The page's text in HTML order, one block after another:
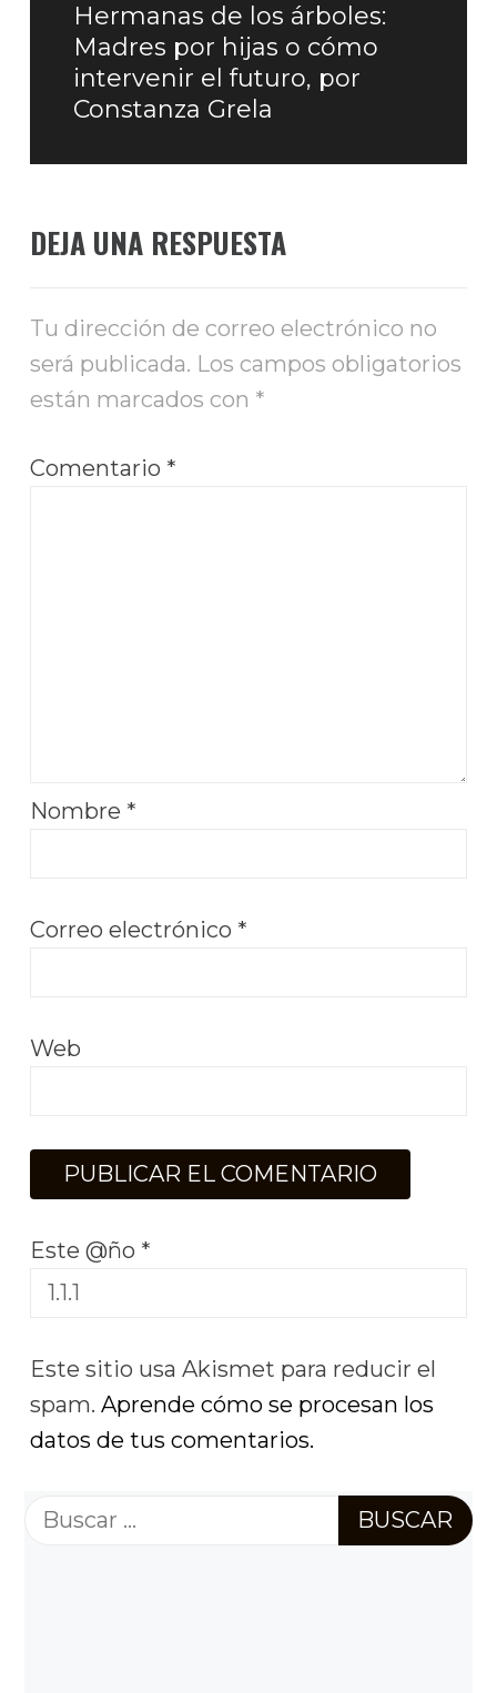
Entrada
siguiente:
Hermanas de los árboles:
Madres por hijas o cómo
intervenir el futuro, por
Constanza Grela
DEJA UNA RESPUESTA
Tu dirección de correo electrónico no
será publicada. Los campos obligatorios
están marcados con *
Comentario *
Nombre *
Correo electrónico *
Web
Este @ño *
Este sitio usa Akismet para reducir el
spam. Aprende cómo se procesan los
datos de tus comentarios.
Buscar: